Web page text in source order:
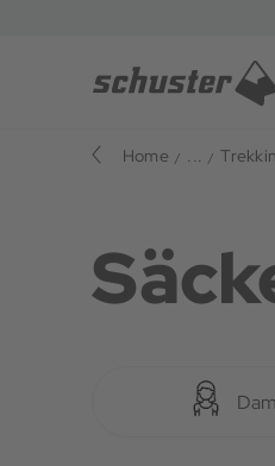
Home ...